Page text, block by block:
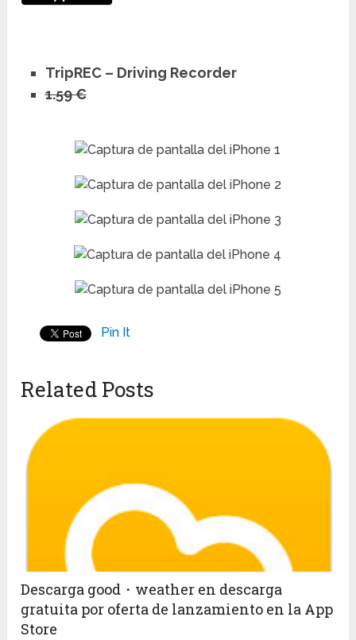
TripREC – Driving Recorder
1.59 €
Pin It
Related Posts
Descarga good・weather en descarga
gratuita por oferta de lanzamiento en la App
Store